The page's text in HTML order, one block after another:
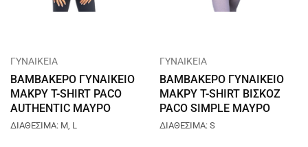
ΓΥΝΑΙΚΕΙΑ
ΒΑΜΒΑΚΕΡΟ ΓΥΝΑΙΚΕΙΟ
ΜΑΚΡΥ T-SHIRT PACO
AUTHENTIC ΜΑΥΡΟ
13461
ΔΙΑΘΕΣΙΜΑ: M, L
ΓΥΝΑΙΚΕΙΑ
ΒΑΜΒΑΚΕΡΟ ΓΥΝΑΙΚΕΙΟ
ΜΑΚΡΥ T-SHIRT ΒΙΣΚΟΖ
PACO SIMPLE ΜΑΥΡΟ
2256
ΔΙΑΘΕΣΙΜΑ: S